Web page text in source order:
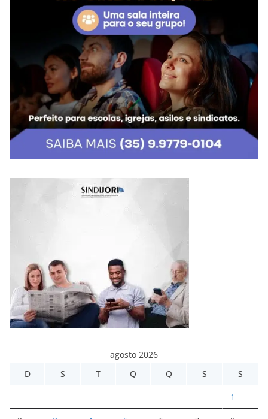
agosto 2026
D
S T Q Q S S
1